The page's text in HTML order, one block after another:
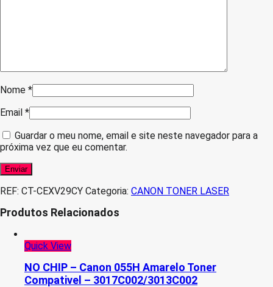
Nome *
Email *
Guardar o meu nome, email e site neste navegador para a
próxima vez que eu comentar.
REF: CT-CEXV29CY Categoria: CANON TONER LASER
Produtos Relacionados
Quick View
NO CHIP – Canon 055H Amarelo Toner
Compativel – 3017C002/3013C002